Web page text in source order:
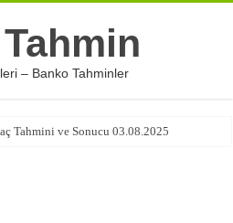
– Banko Tahminler
Tahmini ve Sonucu 03.08.2025